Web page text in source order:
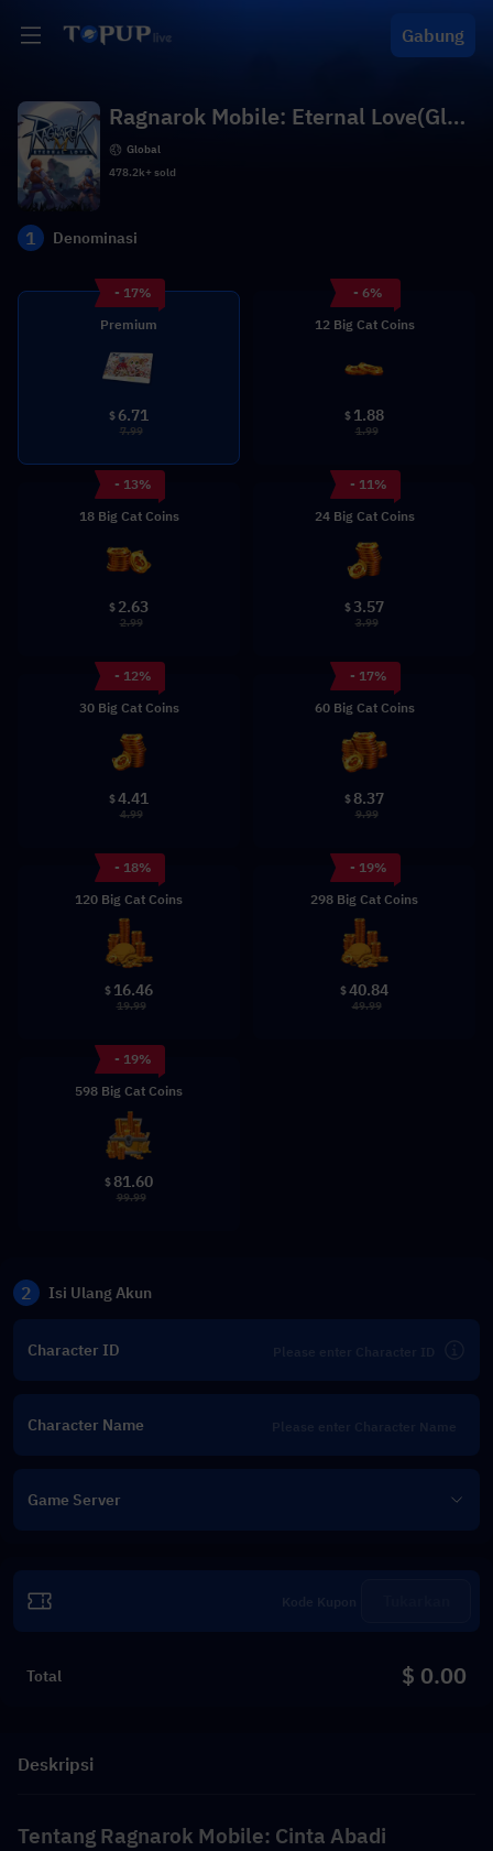
Gabung
Ragnarok Mobile: Eternal Love(Glob
al)Global
478.2k+ sold
1 Denominasi
- 17%
Premium
$ 6.71
7.99
- 6%
12 Big Cat Coins
$ 1.88
1.99
- 13%
18 Big Cat Coins
$ 2.63
2.99
- 11%
24 Big Cat Coins
$3.57
3.99
- 12%
30 Big Cat Coins
$4.41
4.99
- 17%
60 Big Cat Coins
$ 8.37
9.99
- 18%
120 Big Cat Coins
$ 16.46
19.99
- 19%
298 Big Cat Coins
$40.84
49.99
- 19%
598 Big Cat Coins
$ 81.60
99.99
2 Isi Ulang Akun
Character ID
Character Name
Game Server
Total $ 0.00
Deskripsi
Tentang Ragnarok Mobile: Cinta Abadi